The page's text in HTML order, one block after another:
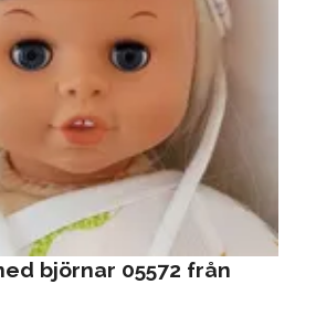
björnar 05572 från